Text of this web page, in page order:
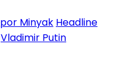
Minyak Headline
Vladimir Putin